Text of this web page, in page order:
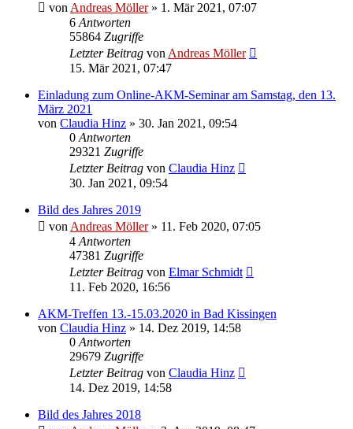
von Andreas Möller» 1. Mär 2021, 07:07
6 Antworten
55864 Zugriffe
Letzter Beitrag von Andreas Möller
15. Mär 2021, 07:47
Einladung zum Online-AKM-Seminar am Samstag, den 13.
März 2021
von Claudia Hinz » 30. Jan 2021, 09:54
0 Antworten
29321 Zugriffe
Letzter Beitrag von Claudia Hinz
30. Jan 2021, 09:54
Bild des Jahres 2019
von Andreas Möller» 11. Feb 2020, 07:05
4 Antworten
47381 Zugriffe
Letzter Beitrag von Elmar Schmidt
11. Feb 2020, 16:56
AKM-Treffen 13.-15.03.2020 in Bad Kissingen
von Claudia Hinz » 14. Dez 2019, 14:58
0 Antworten
29679 Zugriffe
Letzter Beitrag von Claudia Hinz
14. Dez 2019, 14:58
Bild des Jahres 2018